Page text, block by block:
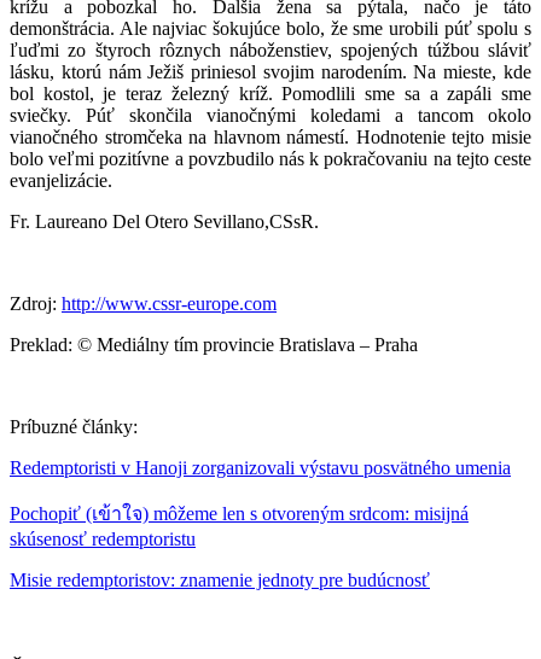
krížu a pobozkal ho. Ďalšia žena sa pýtala, načo je táto
demonštrácia. Ale najviac šokujúce bolo, že sme urobili púť spolu s
ľuďmi zo štyroch rôznych náboženstiev, spojených túžbou sláviť
lásku, ktorú nám Ježiš priniesol svojim narodením. Na mieste, kde
bol kostol, je teraz železný kríž. Pomodlili sme sa a zapáli sme
sviečky. Púť skončila vianočnými koledami a tancom okolo
vianočného stromčeka na hlavnom námestí. Hodnotenie tejto misie
bolo veľmi pozitívne a povzbudilo nás k pokračovaniu na tejto ceste
evanjelizácie.
Fr. Laureano Del Otero Sevillano,CSsR.
Zdroj: http://www.cssr-europe.com
Preklad: © Mediálny tím provincie Bratislava – Praha
Príbuzné články:
Redemptoristi v Hanoji zorganizovali výstavu posvätného umenia
Pochopiť (เข้าใจ) môžeme len s otvoreným srdcom: misijná
skúsenosť redemptoristu
Misie redemptoristov: znamenie jednoty pre budúcnosť